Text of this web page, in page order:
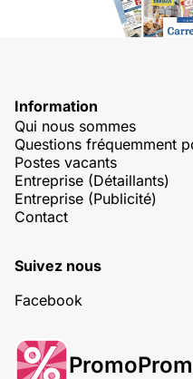
Information
Qui nous sommes
Questions fréquemment
Postes vacants
Entreprise (Détaillants)
Entreprise (Publicité)
Contact
Suivez nous
Facebook